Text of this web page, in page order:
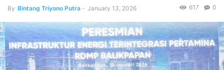
By Bintang Triyono Putra - January 13, 2026 0
617